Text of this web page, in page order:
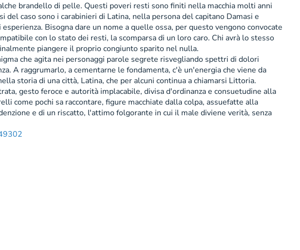
brandello di pelle. Questi poveri resti sono finiti nella macchia molti anni
caso sono i carabinieri di Latina, nella persona del capitano Damasi e
Bisogna dare un nome a quelle ossa, per questo vengono convocate
con lo stato dei resti, la scomparsa di un loro caro. Chi avrà lo stesso
piangere il proprio congiunto sparito nel nulla.
che agita nei personaggi parole segrete risvegliando spettri di dolori
A raggrumarlo, a cementarne le fondamenta, c'è un'energia che viene da
storia di una città, Latina, che per alcuni continua a chiamarsi Littoria.
gesto feroce e autorità implacabile, divisa d'ordinanza e consuetudine alla
come pochi sa raccontare, figure macchiate dalla colpa, assuefatte alla
e di un riscatto, l'attimo folgorante in cui il male diviene verità, senza